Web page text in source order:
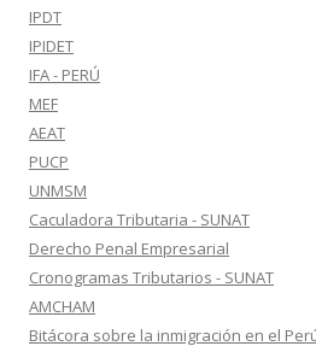
IPDT
IPIDET
IFA - PERÚ
MEF
AEAT
PUCP
UNMSM
Caculadora Tributaria - SUNAT
Derecho Penal Empresarial
Cronogramas Tributarios - SUNAT
AMCHAM
Bitácora sobre la inmigración en el